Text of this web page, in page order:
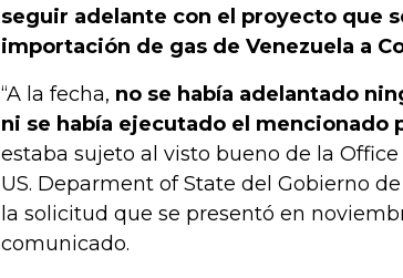
seguir adelante con el proyecto que
importación de gas de Venezuela a
“A la fecha, no se había adelantado
ni se había ejecutado el mencionado
estaba sujeto al visto bueno de la
US. Deparment of State del Gobierno
la solicitud que se presentó en
comunicado.